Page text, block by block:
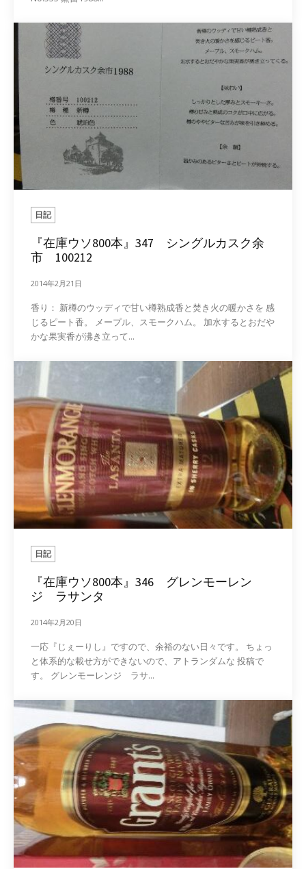
日記
『在庫ウソ800本』347 シングルカスク余
市 100212
2014年2月21日
香り： 新樽のウッディで甘い樽熟成香と焚き火の暖かさを 感
じるピート香。 メープル、スモークハム。 加水するとおだや
かな果実香が沸き立って...
日記
『在庫ウソ800本』346 グレンモーレン
ジ ラサンタ
2014年2月20日
一応『じぇーりし』ですので、余裕のない日々です。 ちょっ
と体系的な載せ方ができないので、アトランダムな 投稿で
す。 グレンモーレンジ ラサ...